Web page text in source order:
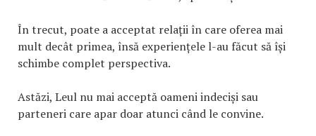
În trecut, poate a acceptat relații în care oferea mai
mult decât primea, însă experiențele l-au făcut să își
schimbe complet perspectiva.
Astăzi, Leul nu mai acceptă oameni indeciși sau
parteneri care apar doar atunci când le convine.